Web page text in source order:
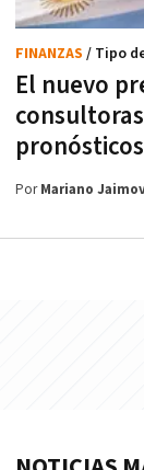
El nuevo
pronósticos
FINANZAS / Tipo
PorMariano